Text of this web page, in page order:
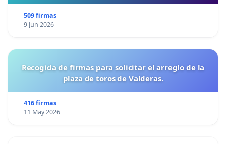
509 firmas
9 Jun 2026
Recogida de firmas para solicitar el arreglo de la
plaza de toros de Valderas.
416 firmas
11 May 2026